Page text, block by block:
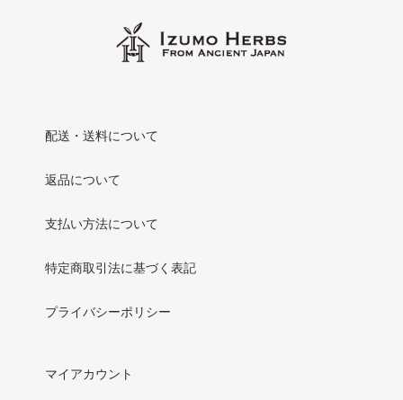
配送・送料について
返品について
支払い方法について
特定商取引法に基づく表記
プライバシーポリシー
マイアカウント